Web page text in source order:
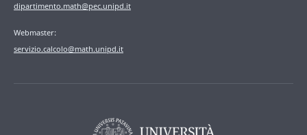
dipartimento.math@pec.unipd.it
Webmaster:
servizio.calcolo@math.unipd.it